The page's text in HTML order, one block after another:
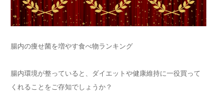
腸内の痩せ菌を増やす食べ物ランキング
腸内環境が整っていると、ダイエットや健康維持に一役買って
くれることをご存知でしょうか？